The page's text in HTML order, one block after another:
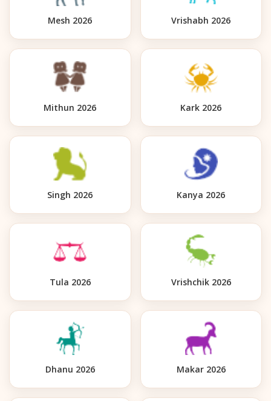
Mesh 2026 Vrishabh 2026
Mithun 2026 Kark 2026
Singh 2026 Kanya 2026
Tula 2026 Vrishchik 2026
Dhanu 2026 Makar 2026